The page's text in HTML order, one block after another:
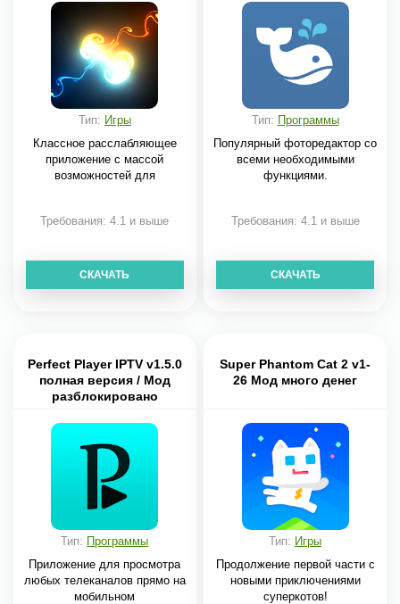
Тип: Игры
Классное расслабляющее
приложение с массой
возможностей для
Требования: 4.1 и выше
СКАЧАТЬ
Тип: Программы
Популярный фоторедактор со
всеми необходимыми
функциями.
Требования: 4.1 и выше
СКАЧАТЬ
Perfect Player IPTV v1.5.0
полная версия / Мод
разблокировано
Тип: Программы
Приложение для просмотра
любых телеканалов прямо на
мобильном
Super Phantom Cat 2 v1-
26 Мод много денег
Тип: Игры
Продолжение первой части с
новыми приключениями
суперкотов!